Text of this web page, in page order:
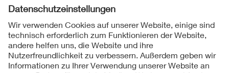
Folgen Sie uns